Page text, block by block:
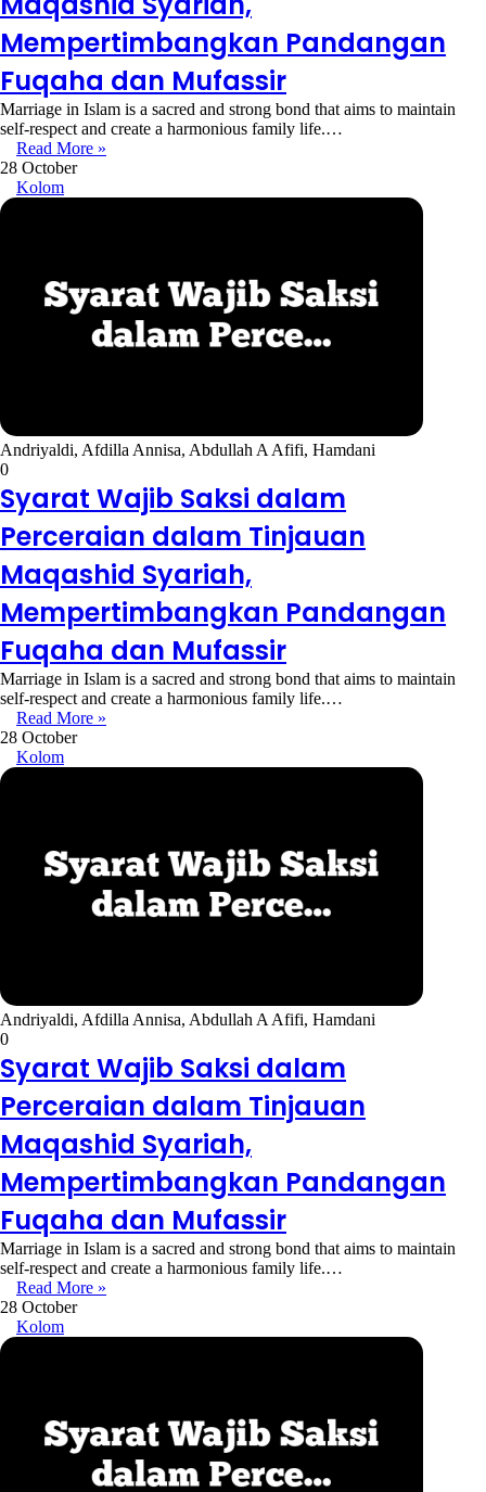
Mempertimbangkan Pandangan
Fuqaha dan Mufassir
Marriage in Islam is a sacred and strong bond that aims to maintain
self-respect and create a harmonious family life.…
Read More »
28 October
Kolom
Andriyaldi, Afdilla Annisa, Abdullah A Afifi, Hamdani
0
Syarat Wajib Saksi dalam
Perceraian dalam Tinjauan
Maqashid Syariah,
Mempertimbangkan Pandangan
Fuqaha dan Mufassir
Marriage in Islam is a sacred and strong bond that aims to maintain
self-respect and create a harmonious family life.…
Read More »
28 October
Kolom
Andriyaldi, Afdilla Annisa, Abdullah A Afifi, Hamdani
0
Syarat Wajib Saksi dalam
Perceraian dalam Tinjauan
Maqashid Syariah,
Mempertimbangkan Pandangan
Fuqaha dan Mufassir
Marriage in Islam is a sacred and strong bond that aims to maintain
self-respect and create a harmonious family life.…
Read More »
28 October
Kolom